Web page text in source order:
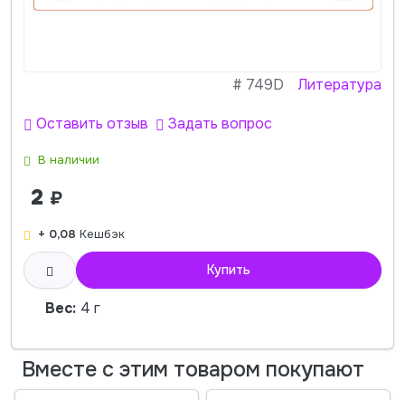
# 749D Литература
Оставить отзыв Задать вопрос
В наличии
2 ₽
+ 0,08 Кешбэк
Купить
Вес: 4 г
Вместе с этим товаром покупают